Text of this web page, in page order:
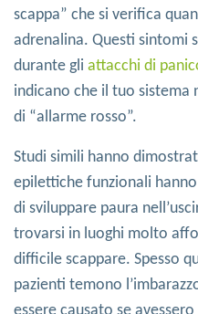
scappa” che si verifica
adrenalina. Questi sintomi
durante gli attacchi di
indicano che il tuo sistema
di “allarme rosso”.
Studi simili hanno
epilettiche funzionali
di sviluppare paura
trovarsi in luoghi molto
difficile scappare. Spesso
pazienti temono